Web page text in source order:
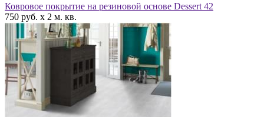
Ковровое покрытие на резиновой основе Dessert 42
750 руб. x 2 м. кв.